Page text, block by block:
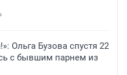
Ольга Бузова спустя 22
с бывшим парнем из